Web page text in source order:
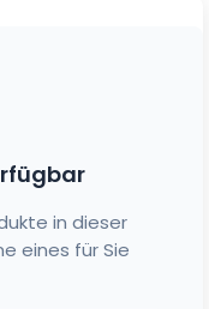
in dieser
eines für Sie